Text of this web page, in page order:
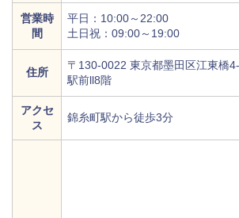
営業時
間
平日：10:00～22:00
土日祝：09:00～19:00
住所
〒130-0022 東京都墨田区江東橋
駅前ll8階
アクセ
ス
錦糸町駅から徒歩3分